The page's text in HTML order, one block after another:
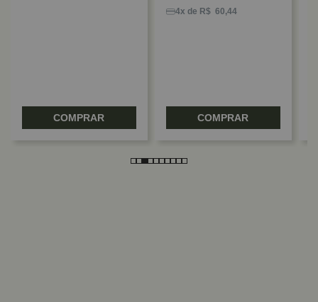
COMPRAR
4x de R$ 60,44
COMPRAR